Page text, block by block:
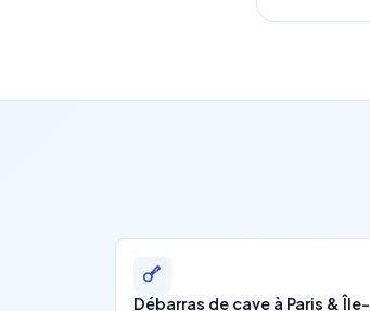
Débarras de cave à Paris & Île-